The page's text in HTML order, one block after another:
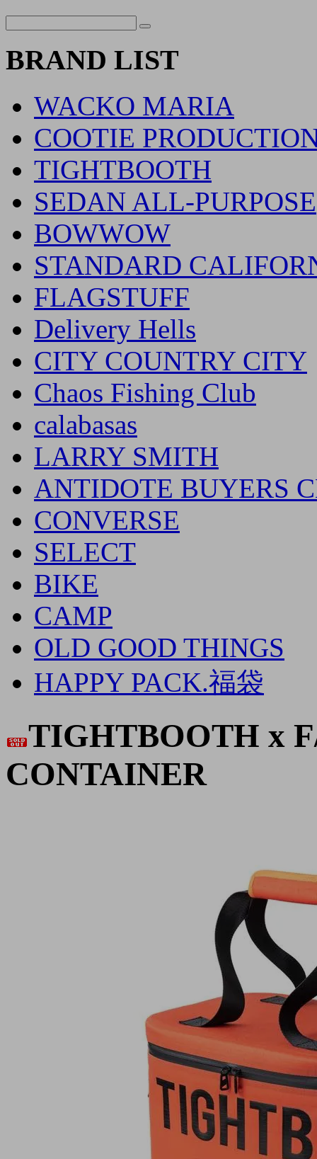
BRAND LIST
WACKO MARIA
COOTIE
TIGHTBOOTH
SEDAN ALL-PURPOSE
BOWWOW
STANDARD
FLAGSTUFF
Delivery Hells
CITY COUNTRY CITY
Chaos Fishing Club
calabasas
LARRY SMITH
ANTIDOTE BUYERS
CONVERSE
SELECT
BIKE
CAMP
OLD GOOD THINGS
HAPPY PACK.福袋
TIGHTBOOTH x
CONTAINER